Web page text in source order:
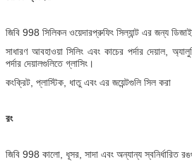
জিবি 998 সিলিকন ওয়েদারপ্রুফিং সিল্যান্ট এর জন্য
সাধারণ আবহাওয়া সিলিং এবং কাচের পর্দার দেয়াল,
পর্দার দেয়ালগুলিতে গ্লাসিং।
কংক্রিট, প্লাস্টিক, ধাতু এবং এর জয়েন্টগুলি সিল করা
রং
জিবি 998 কালো, ধূসর, সাদা এবং অন্যান্য স্বনির্ধারিত